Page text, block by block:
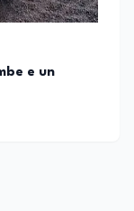
e un